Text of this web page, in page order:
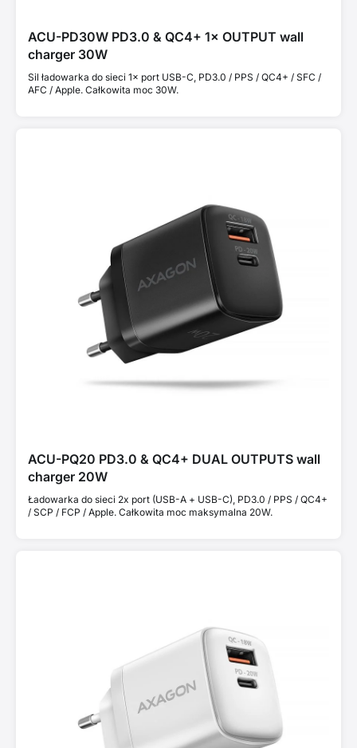
ACU-PD30W PD3.0 & QC4+ 1× OUTPUT wall
charger 30W
Sil ładowarka do sieci 1× port USB-C, PD3.0 / PPS / QC4+ / SFC /
AFC / Apple. Całkowita moc 30W.
ACU-PQ20 PD3.0 & QC4+ DUAL OUTPUTS wall
charger 20W
Ładowarka do sieci 2x port (USB-A + USB-C), PD3.0 / PPS / QC4+
/ SCP / FCP / Apple. Całkowita moc maksymalna 20W.